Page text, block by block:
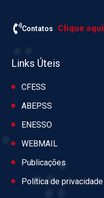
Contatos Clique aqui
Links Úteis
CFESS
ABEPSS
ENESSO
WEBMAIL
Publicações
Política de privacidade